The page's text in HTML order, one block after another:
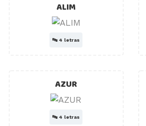
ALIM
🔤 4 letras
AZUR
🔤 4 letras